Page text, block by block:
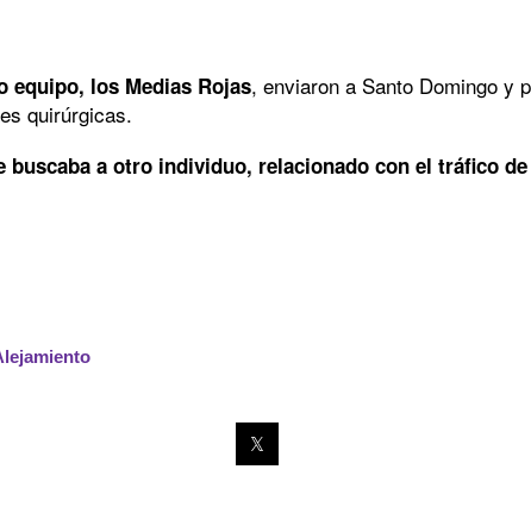
equipo, los Medias Rojas, enviaron a Santo Domingo y
quirúrgicas.
a otro individuo, relacionado con el tráfico